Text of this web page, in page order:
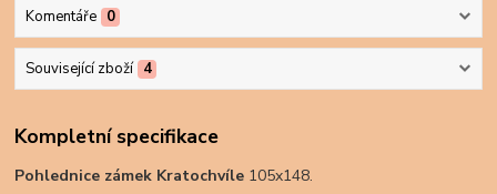
Komentáře 0
Související zboží 4
Kompletní specifikace
Pohlednice zámek Kratochvíle 105x148.